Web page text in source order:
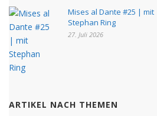
Mises al Dante #25 | mit
Stephan Ring
27. Juli 2026
ARTIKEL NACH THEMEN